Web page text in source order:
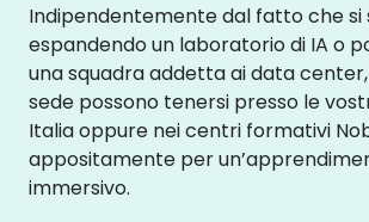
Indipendentemente dal fatto che si
espandendo un laboratorio di IA o
una squadra addetta ai data center,
sede possono tenersi presso le
Italia oppure nei centri formativi
appositamente per
immersivo.